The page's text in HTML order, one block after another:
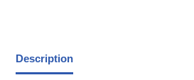
Description